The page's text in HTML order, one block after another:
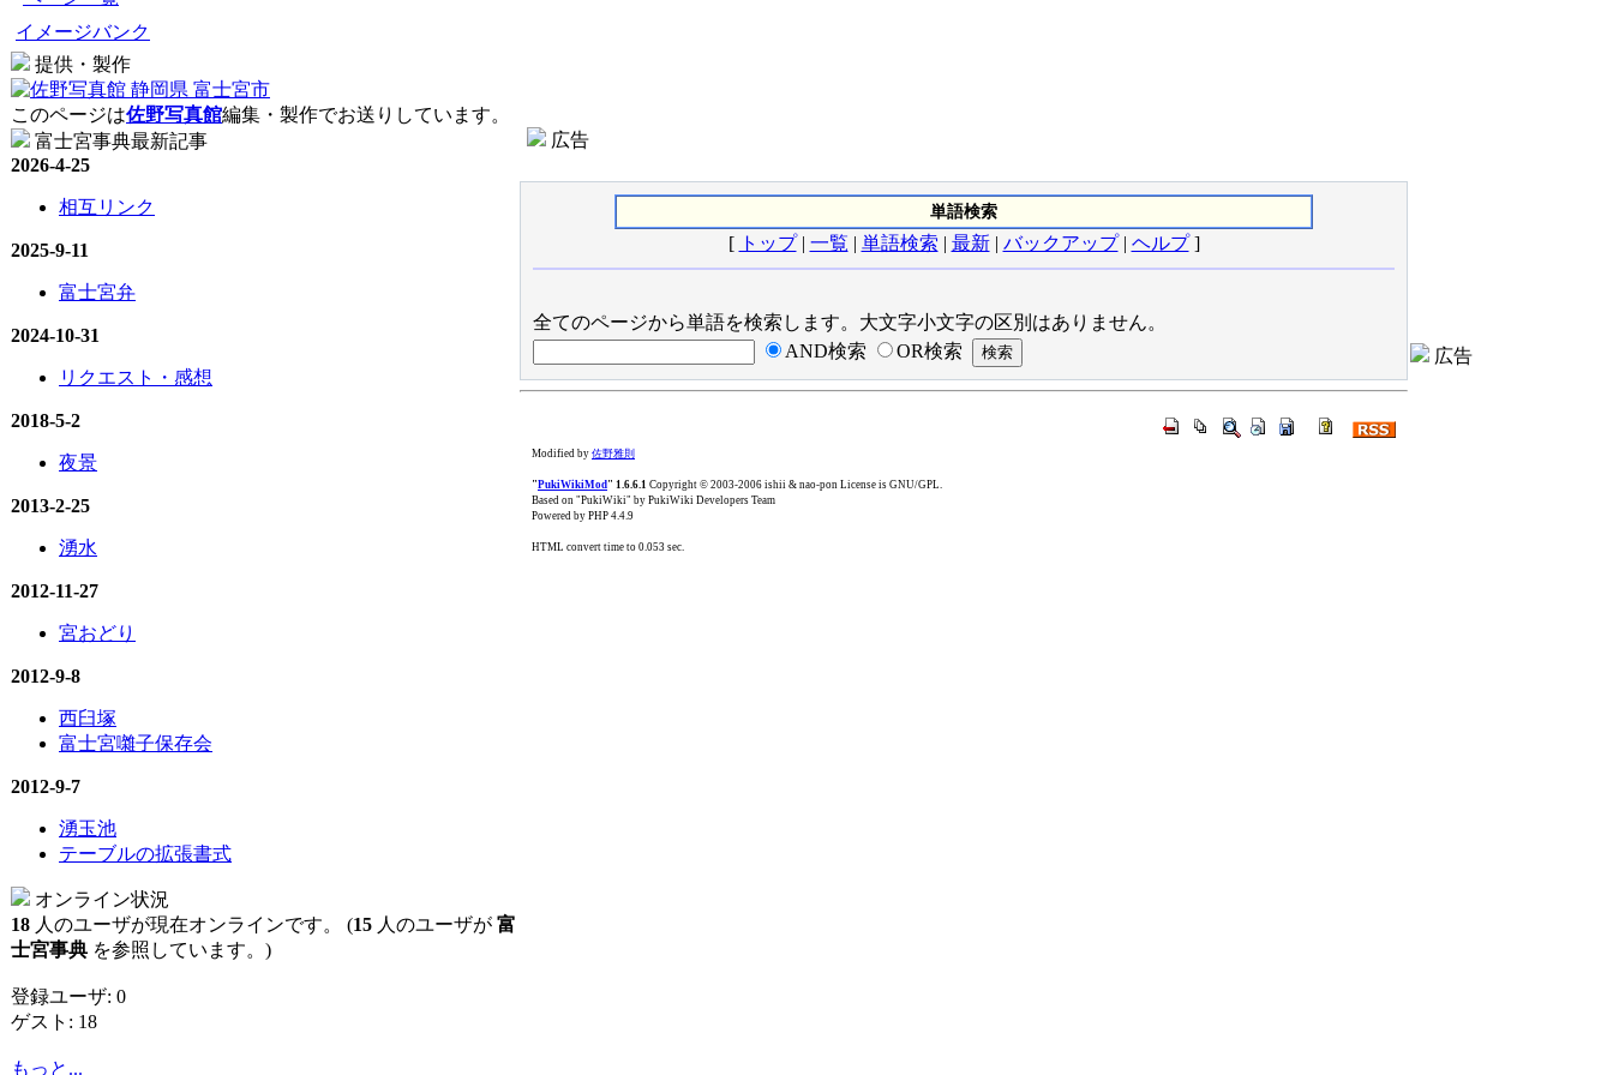
イメージバンク
提供・製作
このページは佐野写真館編集・製作でお送りしています。
富士宮事典最新記事
2026-4-25
相互リンク
2025-9-11
富士宮弁
2024-10-31
リクエスト・感想
2018-5-2
夜景
2013-2-25
湧水
2012-11-27
宮おどり
2012-9-8
西臼塚
富士宮囃子保存会
2012-9-7
湧玉池
テーブルの拡張書式
オンライン状況
18 人のユーザが現在オンラインです。 (15 人のユーザが 富
士宮事典 を参照しています。)
登録ユーザ: 0
ゲスト: 18
もっと...
広告
単語検索
[ トップ| 一覧 | 単語検索 | 最新| バックアップ| ヘルプ]
全てのページから単語を検索します。大文字小文字の区別はありません。
AND検索
OR検索
Modified by 佐野雅則
"PukiWikiMod" 1.6.6.1 Copyright © 2003-2006 ishii & nao-pon License is GNU/GPL.
Based on "PukiWiki" by PukiWiki Developers Team
Powered by PHP 4.4.9
HTML convert time to 0.053 sec.
広告